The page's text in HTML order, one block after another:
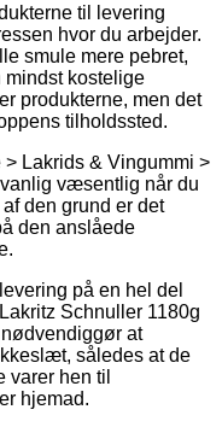
til levering
hvor du arbejder.
smule mere pebret,
kostelige
produkterne, men det
tilholdssted.
Lakrids & Vingummi >
væsentlig når du
den grund er det
den anslåede
på en hel del
Schnuller 1180g
at
således at de
varer hen til
hjemad.